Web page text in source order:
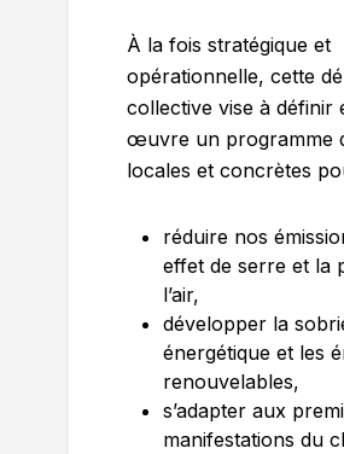
À la fois stratégique et
opérationnelle, cette
collective vise à définir
œuvre un programme
locales et concrètes
réduire nos
effet de serre et la
l’air,
développer la
énergétique et les
renouvelables,
s’adapter aux
manifestations du